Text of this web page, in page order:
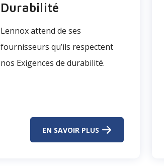
Durabilité
Lennox attend de ses
fournisseurs qu’ils respectent
nos Exigences de durabilité.
EN SAVOIR PLUS